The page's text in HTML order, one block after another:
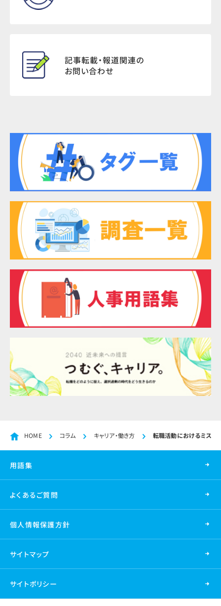
記事転載・報道関連の
お問い合わせ
HOME コラム キャリア・働き方 転職活動におけるミスマ
用語集
よくあるご質問
個人情報保護方針
サイトマップ
サイトポリシー